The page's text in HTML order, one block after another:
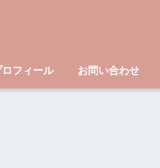
ロフィール お問い合わせ